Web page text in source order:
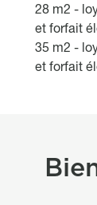
28 m2 -
et forfait
35 m2 -
et forfait